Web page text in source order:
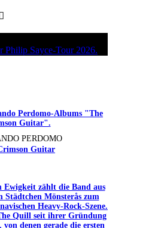
PERDOMO
Guitar